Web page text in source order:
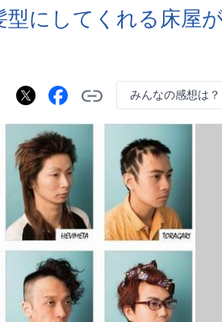
にしてくれる床屋
みんなの感想は？